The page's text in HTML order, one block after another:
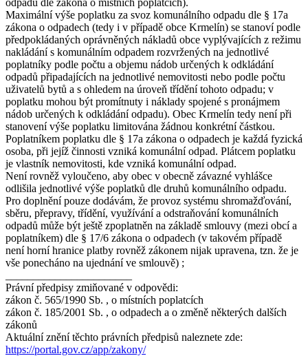
Maximální výše poplatku za svoz komunálního odpadu dle § 17a
zákona o odpadech (tedy i v případě obce Krmelín) se stanoví podle
předpokládaných oprávněných nákladů obce vyplývajících z režimu
nakládání s komunálním odpadem rozvržených na jednotlivé
poplatníky podle počtu a objemu nádob určených k odkládání
odpadů připadajících na jednotlivé nemovitosti nebo podle počtu
uživatelů bytů a s ohledem na úroveň třídění tohoto odpadu; v
poplatku mohou být promítnuty i náklady spojené s pronájmem
nádob určených k odkládání odpadu). Obec Krmelín tedy není při
stanovení výše poplatku limitována žádnou konkrétní částkou.
Poplatníkem poplatku dle § 17a zákona o odpadech je každá fyzická
osoba, při jejíž činnosti vzniká komunální odpad. Plátcem poplatku
je vlastník nemovitosti, kde vzniká komunální odpad.
Není rovněž vyloučeno, aby obec v obecně závazné vyhlášce
odlišila jednotlivé výše poplatků dle druhů komunálního odpadu.
Pro doplnění pouze dodávám, že provoz systému shromažďování,
sběru, přepravy, třídění, využívání a odstraňování komunálních
odpadů může být ještě zpoplatněn na základě smlouvy (mezi obcí a
poplatníkem) dle § 17/6 zákona o odpadech (v takovém případě
není horní hranice platby rovněž zákonem nijak upravena, tzn. že je
vše ponecháno na ujednání ve smlouvě) ;
Právní předpisy zmiňované v odpovědi:
zákon č. 565/1990 Sb. , o místních poplatcích
zákon č. 185/2001 Sb. , o odpadech a o změně některých dalších
zákonů
Aktuální znění těchto právních předpisů naleznete zde:
https://portal.gov.cz/app/zakony/